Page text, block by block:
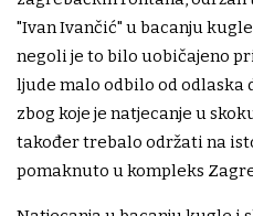
"Ivan Ivančić" u bacanju
negoli je to bilo uobičajeno
ljude malo odbilo od odlaska
zbog koje je natjecanje u
također trebalo održati na
pomaknuto u kompleks